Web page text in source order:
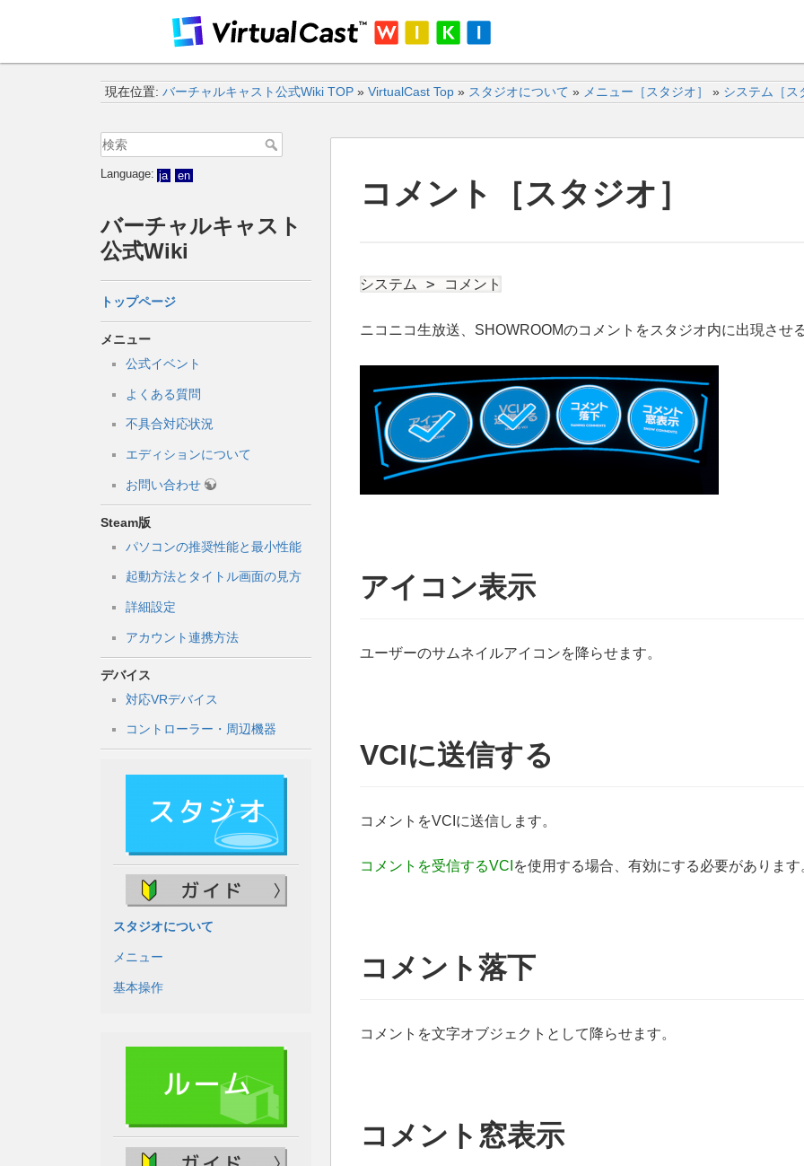
現在位置: バーチャルキャスト公式Wiki TOP» VirtualCast Top» スタジオについて » メニュー［スタジオ］ » システム［ス
Language: ja en
バーチャルキャスト
公式Wiki
トップページ
メニュー
公式イベント
よくある質問
不具合対応状況
エディションについて
お問い合わせ
Steam版
パソコンの推奨性能と最小性能
起動方法とタイトル画面の見方
詳細設定
アカウント連携方法
デバイス
対応VRデバイス
コントローラー・周辺機器
スタジオについて
メニュー
基本操作
コメント［スタジオ］
システム > コメント
ニコニコ生放送、SHOWROOMのコメントをスタジオ内に出現させ
アイコン表示
ユーザーのサムネイルアイコンを降らせます。
VCIに送信する
コメントをVCIに送信します。
コメントを受信するVCI を使用する場合、有効にする必要があります
コメント落下
コメントを文字オブジェクトとして降らせます。
コメント窓表示